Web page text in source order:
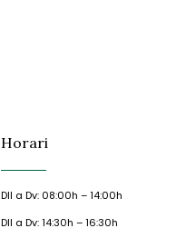
Horari
Dll a Dv: 08:00h – 14:00h
Dll a Dv: 14:30h – 16:30h